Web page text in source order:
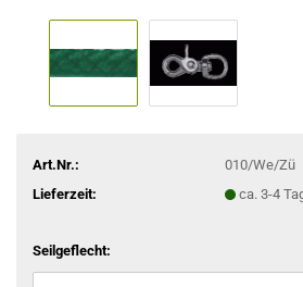
Art.Nr.:
010/We/Zü
Lieferzeit:
ca. 3-4
Seilgeflecht: